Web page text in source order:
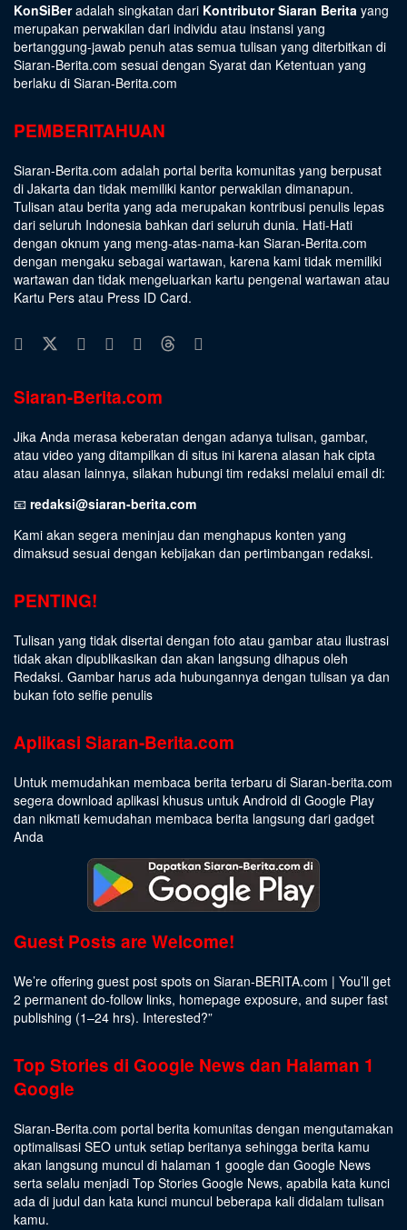
KonSiBeradalah singkatan dari Kontributor Siaran Berita yang
merupakan perwakilan dari individu atau instansi yang
bertanggung-jawab penuh atas semua tulisan yang diterbitkan di
Siaran-Berita.com sesuai dengan Syarat dan Ketentuan yang
berlaku di Siaran-Berita.com
PEMBERITAHUAN
Siaran-Berita.com adalah portal berita komunitas yang berpusat
di Jakarta dan tidak memiliki kantor perwakilan dimanapun.
Tulisan atau berita yang ada merupakan kontribusi penulis lepas
dari seluruh Indonesia bahkan dari seluruh dunia. Hati-Hati
dengan oknum yang meng-atas-nama-kan Siaran-Berita.com
dengan mengaku sebagai wartawan, karena kami tidak memiliki
wartawan dan tidak mengeluarkan kartu pengenal wartawan atau
Kartu Pers atau Press ID Card.
Siaran-Berita.com
Jika Anda merasa keberatan dengan adanya tulisan, gambar,
atau video yang ditampilkan di situs ini karena alasan hak cipta
atau alasan lainnya, silakan hubungi tim redaksi melalui email di:
📧 redaksi@siaran-berita.com
Kami akan segera meninjau dan menghapus konten yang
dimaksud sesuai dengan kebijakan dan pertimbangan redaksi.
PENTING!
Tulisan yang tidak disertai dengan foto atau gambar atau ilustrasi
tidak akan dipublikasikan dan akan langsung dihapus oleh
Redaksi. Gambar harus ada hubungannya dengan tulisan ya dan
bukan foto selfie penulis
Aplikasi Siaran-Berita.com
Untuk memudahkan membaca berita terbaru di Siaran-berita.com
segera download aplikasi khusus untuk Android di Google Play
dan nikmati kemudahan membaca berita langsung dari gadget
Anda
Guest Posts are Welcome!
We’re offering guest post spots on Siaran-BERITA.com | You’ll get
2 permanent do-follow links, homepage exposure, and super fast
publishing (1–24 hrs). Interested?”
Top Stories di Google News dan Halaman 1
Google
Siaran-Berita.com portal berita komunitas dengan mengutamakan
optimalisasi SEO untuk setiap beritanya sehingga berita kamu
akan langsung muncul di halaman 1 google dan Google News
serta selalu menjadi Top Stories Google News, apabila kata kunci
ada di judul dan kata kunci muncul beberapa kali didalam tulisan
kamu.